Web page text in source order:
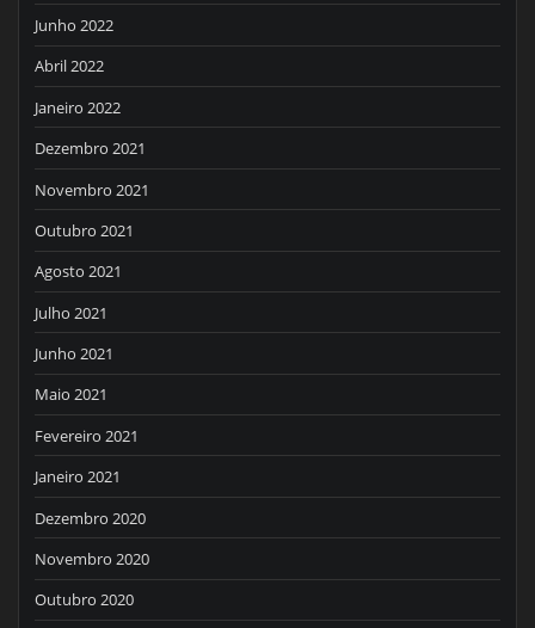
Junho 2022
Abril 2022
Janeiro 2022
Dezembro 2021
Novembro 2021
Outubro 2021
Agosto 2021
Julho 2021
Junho 2021
Maio 2021
Fevereiro 2021
Janeiro 2021
Dezembro 2020
Novembro 2020
Outubro 2020